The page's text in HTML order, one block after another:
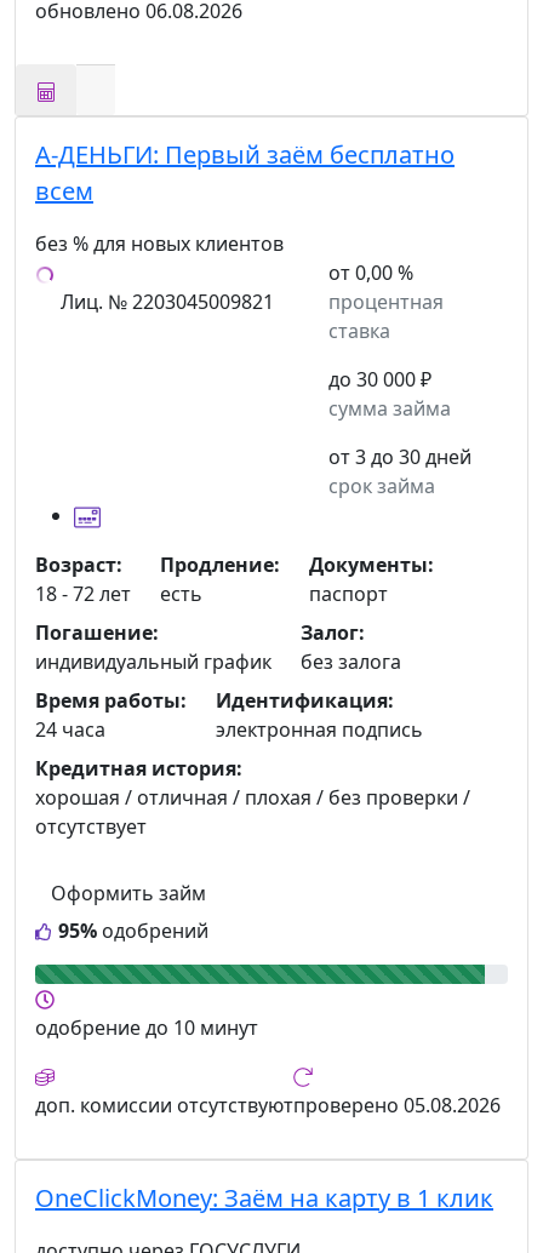
обновлено 06.08.2026
А-ДЕНЬГИ: Первый заём бесплатно
всем
без % для новых клиентов
Лиц. № 2203045009821
от 0,00 %
процентная
ставка
до 30 000 ₽
сумма займа
от 3 до 30 дней
срок займа
95% одобрений
Оформить займ
Возраст:
18 - 72 лет
Продление:
есть
Документы:
паспорт
Погашение:
индивидуальный график
Залог:
без залога
Время работы:
24 часа
Идентификация:
электронная подпись
Кредитная история:
хорошая / отличная / плохая / без проверки /
отсутствует
одобрениедо 10 минут
доп. комиссии отсутствуютпроверено 05.08.2026
OneClickMoney: Заём на карту в 1 клик